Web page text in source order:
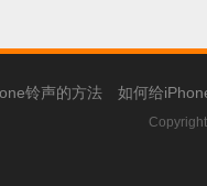
铃声的方法 如何给